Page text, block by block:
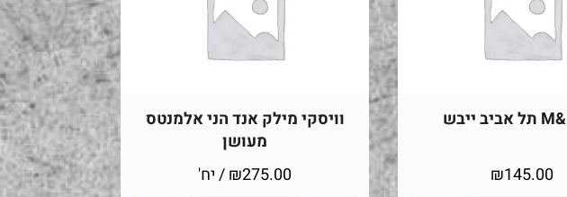
₪145.00
וויסקי מילק אנד הני אלמנטס
מעושן
₪275.00 / יח'